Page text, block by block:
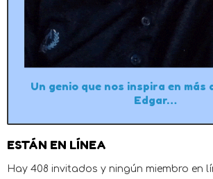
Un genio que nos inspira en más
Edgar…
ESTÁN EN LÍNEA
Hay 408 invitados y ningún miembro en